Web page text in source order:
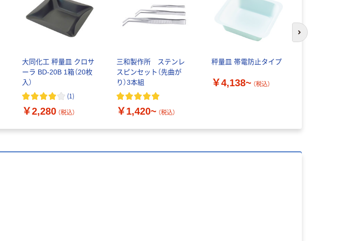
大同化工 秤量皿 クロサ
ーラ BD-20B 1箱（20枚
入）
(1)
￥2,280 （税込）
三和製作所 ステンレ
スピンセット（先曲が
り）3本組
￥1,420~ （税込）
秤量皿 帯電防止タイプ
￥4,138~ （税込）
次のスライド